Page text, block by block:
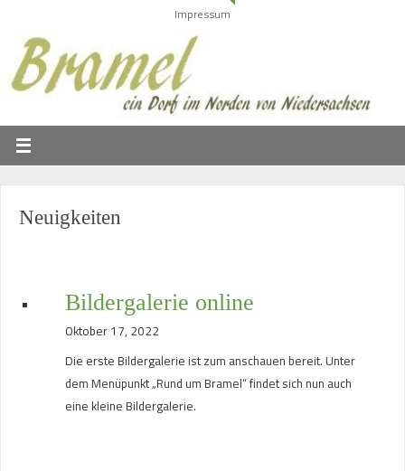
Impressum
Neuigkeiten
Bildergalerie online
Oktober 17, 2022
Die erste Bildergalerie ist zum anschauen bereit. Unter
dem Menüpunkt „Rund um Bramel“ findet sich nun auch
eine kleine Bildergalerie.